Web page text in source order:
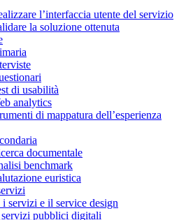
l’interfaccia utente del servizio
la soluzione ottenuta
di usabilità
analytics
di mappatura dell’esperienza
documentale
benchmark
euristica
i servizi e il service design
servizi pubblici digitali